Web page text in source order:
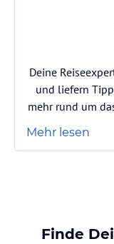
Deine
und liefern
mehr rund um
Mehr lesen
Finde